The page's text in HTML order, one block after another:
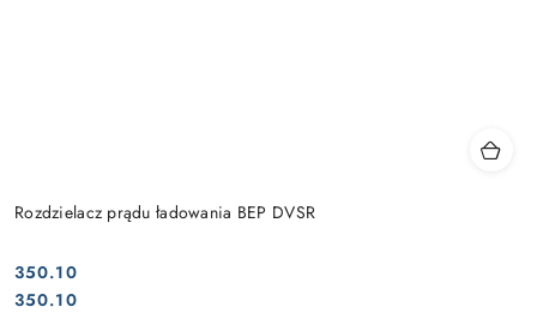
Rozdzielacz prądu ładowania BEP DVSR
Cena:
350.10
Cena:
350.10